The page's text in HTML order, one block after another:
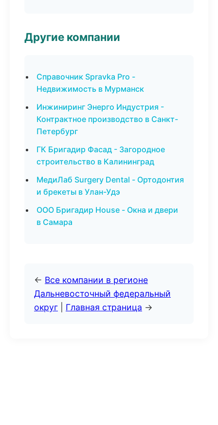
Другие компании
Справочник Spravka Pro -
Недвижимость в Мурманск
Инжиниринг Энерго Индустрия -
Контрактное производство в Санкт-
Петербург
ГК Бригадир Фасад - Загородное
строительство в Калининград
МедиЛаб Surgery Dental - Ортодонтия
и брекеты в Улан-Удэ
ООО Бригадир House - Окна и двери
в Самара
← Все компании в регионе
Дальневосточный федеральный
округ
Главная страница →